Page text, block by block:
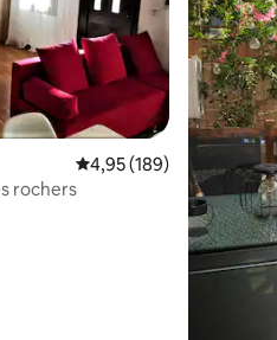
commentaires : 4,94 sur 5
Évaluation moyenne sur
4,95 (189)
rochers